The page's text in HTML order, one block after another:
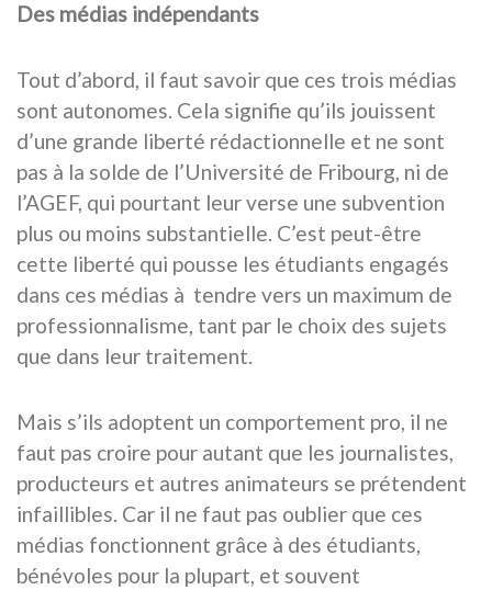
Des médias indépendants
Tout d’abord, il faut savoir que ces trois médias
sont autonomes. Cela signifie qu’ils jouissent
d’une grande liberté rédactionnelle et ne sont
pas à la solde de l’Université de Fribourg, ni de
l’AGEF, qui pourtant leur verse une subvention
plus ou moins substantielle. C’est peut-être
cette liberté qui pousse les étudiants engagés
dans ces médias à tendre vers un maximum de
professionnalisme, tant par le choix des sujets
que dans leur traitement.
Mais s’ils adoptent un comportement pro, il ne
faut pas croire pour autant que les journalistes,
producteurs et autres animateurs se prétendent
infaillibles. Car il ne faut pas oublier que ces
médias fonctionnent grâce à des étudiants,
bénévoles pour la plupart, et souvent